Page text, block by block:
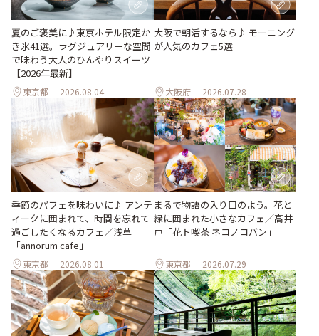
夏のご褒美に♪東京ホテル限定か
き氷41選。ラグジュアリーな空間
で味わう大人のひんやりスイーツ
【2026年最新】
東京都 2026.08.04
大阪で朝活するなら♪ モーニング
が人気のカフェ5選
大阪府 2026.07.28
季節のパフェを味わいに♪ アンテ
ィークに囲まれて、時間を忘れて
過ごしたくなるカフェ／浅草
「annorum cafe」
東京都 2026.08.01
まるで物語の入り口のよう。花と
緑に囲まれた小さなカフェ／高井
戸「花ト喫茶 ネコノコバン」
東京都 2026.07.29